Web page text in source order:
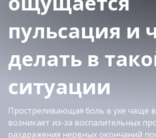
пульсация и
делать в
ситуации
Простреливающая боль в ухе чаще
возникает из-за воспалительных
раздражения нервных окончаний